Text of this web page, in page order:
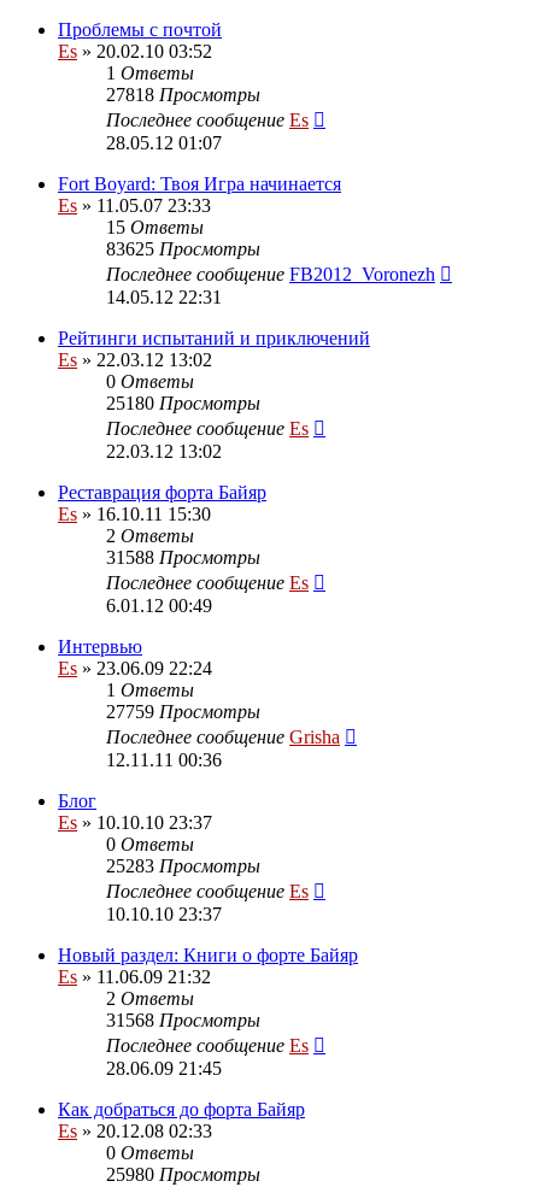
Проблемы с почтой
Es » 20.02.10 03:52
1 Ответы
27818 Просмотры
Последнее сообщение Es
28.05.12 01:07
Fort Boyard: Твоя Игра начинается
Es » 11.05.07 23:33
15 Ответы
83625 Просмотры
Последнее сообщение FB2012_Voronezh
14.05.12 22:31
Рейтинги испытаний и приключений
Es » 22.03.12 13:02
0 Ответы
25180 Просмотры
Последнее сообщение Es
22.03.12 13:02
Реставрация форта Байяр
Es » 16.10.11 15:30
2 Ответы
31588 Просмотры
Последнее сообщение Es
6.01.12 00:49
Интервью
Es » 23.06.09 22:24
1 Ответы
27759 Просмотры
Последнее сообщение Grisha
12.11.11 00:36
Блог
Es » 10.10.10 23:37
0 Ответы
25283 Просмотры
Последнее сообщение Es
10.10.10 23:37
Новый раздел: Книги о форте Байяр
Es » 11.06.09 21:32
2 Ответы
31568 Просмотры
Последнее сообщение Es
28.06.09 21:45
Как добраться до форта Байяр
Es » 20.12.08 02:33
0 Ответы
25980 Просмотры